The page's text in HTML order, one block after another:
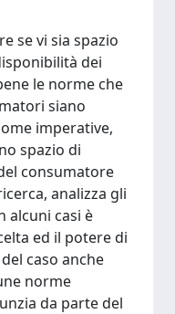
se vi sia spazio
dei
le norme che
siano
imperative,
spazio di
consumatore
analizza gli
alcuni casi è
ed il potere di
caso anche
norme
da parte del